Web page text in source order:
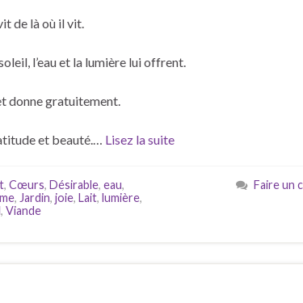
de là où il vit.
l’eau et la lumière lui offrent.
donne gratuitement.
et beauté.… Lisez la suite
, Cœurs, Désirable, eau,
, Jardin, joie, Lait, lumière,
, Viande
Faire un